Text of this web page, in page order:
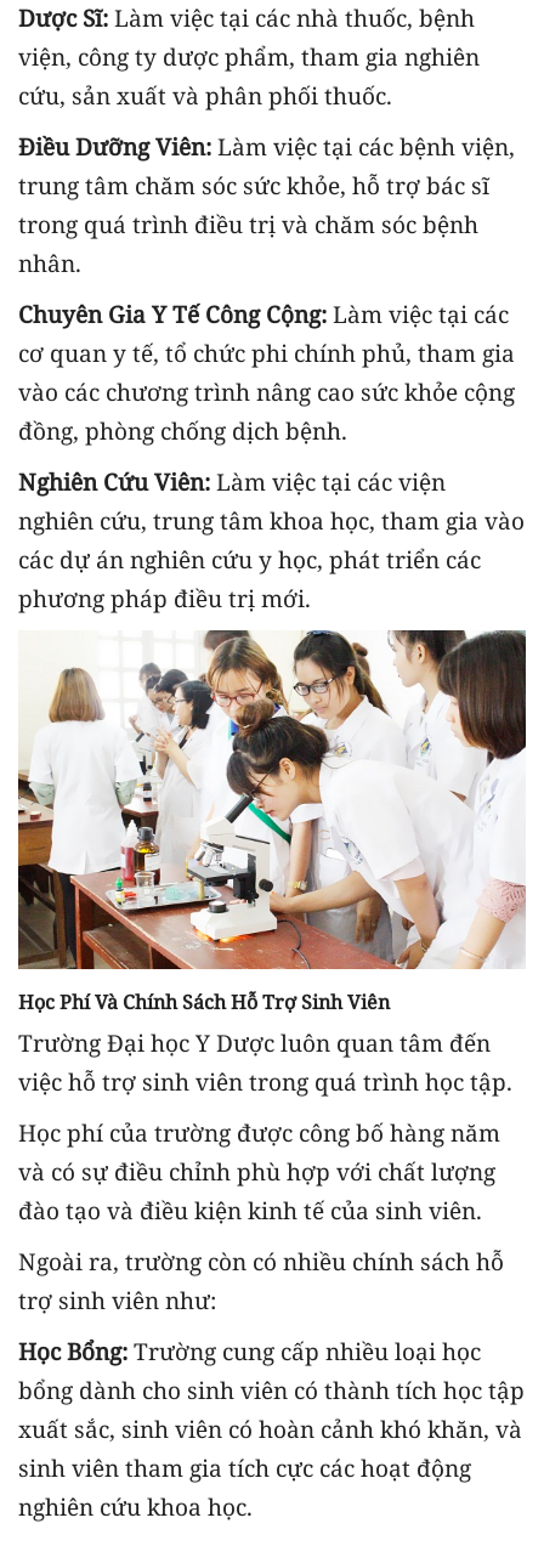
Dược Sĩ: Làm việc tại các nhà thuốc, bệnh
viện, công ty dược phẩm, tham gia nghiên
cứu, sản xuất và phân phối thuốc.
Điều Dưỡng Viên: Làm việc tại các bệnh viện,
trung tâm chăm sóc sức khỏe, hỗ trợ bác sĩ
trong quá trình điều trị và chăm sóc bệnh
nhân.
Chuyên Gia Y Tế Công Cộng: Làm việc tại các
cơ quan y tế, tổ chức phi chính phủ, tham gia
vào các chương trình nâng cao sức khỏe cộng
đồng, phòng chống dịch bệnh.
Nghiên Cứu Viên: Làm việc tại các viện
nghiên cứu, trung tâm khoa học, tham gia vào
các dự án nghiên cứu y học, phát triển các
phương pháp điều trị mới.
Học Phí Và Chính Sách Hỗ Trợ Sinh Viên
Trường Đại học Y Dược luôn quan tâm đến
việc hỗ trợ sinh viên trong quá trình học tập.
Học phí của trường được công bố hàng năm
và có sự điều chỉnh phù hợp với chất lượng
đào tạo và điều kiện kinh tế của sinh viên.
Ngoài ra, trường còn có nhiều chính sách hỗ
trợ sinh viên như:
Học Bổng: Trường cung cấp nhiều loại học
bổng dành cho sinh viên có thành tích học tập
xuất sắc, sinh viên có hoàn cảnh khó khăn, và
sinh viên tham gia tích cực các hoạt động
nghiên cứu khoa học.